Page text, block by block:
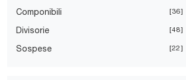
Componibili 36
Divisorie 48
Sospese 22